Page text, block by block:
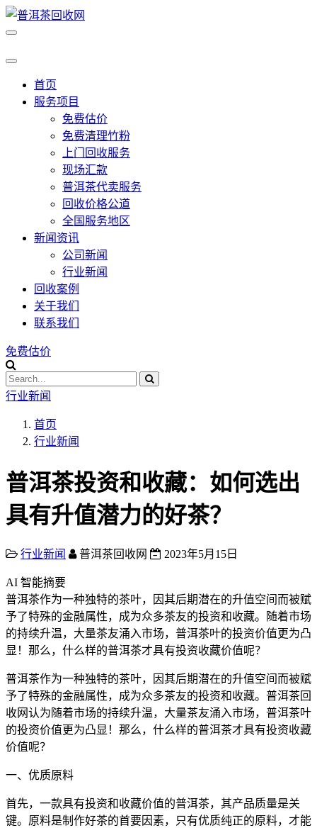
首页
服务项目
免费估价
免费清理竹粉
上门回收服务
现场汇款
普洱茶代卖服务
回收价格公道
全国服务地区
新闻资讯
公司新闻
行业新闻
回收案例
关于我们
联系我们
免费估价
行业新闻
首页
行业新闻
普洱茶投资和收藏：如何选出
具有升值潜力的好茶？
行业新闻 普洱茶回收网 2023年5月15日
AI 智能摘要
普洱茶作为一种独特的茶叶，因其后期潜在的升值空间而被赋
予了特殊的金融属性，成为众多茶友的投资和收藏。随着市场
的持续升温，大量茶友涌入市场，普洱茶叶的投资价值更为凸
显！那么，什么样的普洱茶才具有投资收藏价值呢？
普洱茶作为一种独特的茶叶，因其后期潜在的升值空间而被赋
予了特殊的金融属性，成为众多茶友的投资和收藏。普洱茶回
收网认为随着市场的持续升温，大量茶友涌入市场，普洱茶叶
的投资价值更为凸显！那么，什么样的普洱茶才具有投资收藏
价值呢？
一、优质原料
首先，一款具有投资和收藏价值的普洱茶，其产品质量是关
键。原料是制作好茶的首要因素，只有优质纯正的原料，才能